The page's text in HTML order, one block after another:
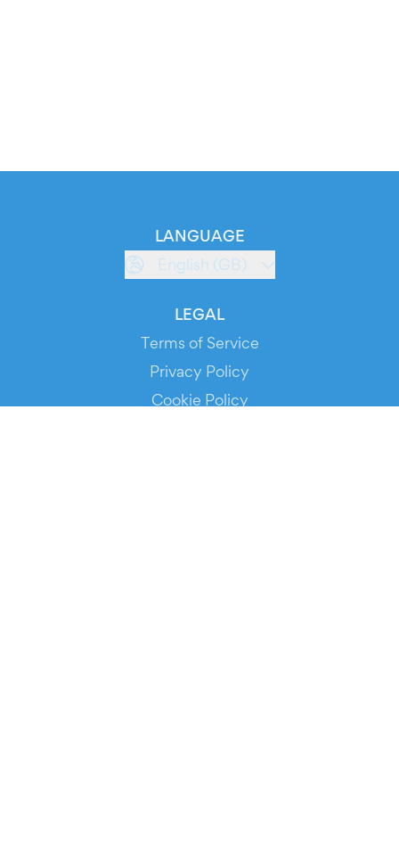
LANGUAGE
English (GB)
LEGAL
Terms of Service
Privacy Policy
Cookie Policy